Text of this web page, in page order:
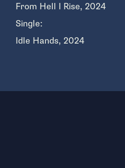
From Hell I Rise, 2024
Single:
Idle Hands, 2024